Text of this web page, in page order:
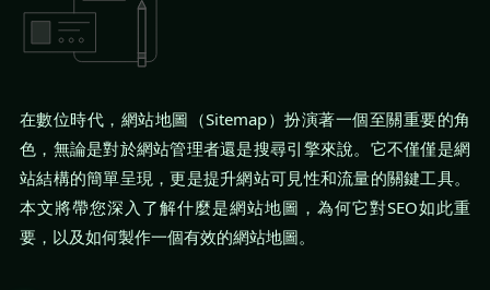
在數位時代，網站地圖（Sitemap）扮演著一個至關重要的角
色，無論是對於網站管理者還是搜尋引擎來說。它不僅僅是網
站結構的簡單呈現，更是提升網站可見性和流量的關鍵工具。
本文將帶您深入了解什麼是網站地圖，為何它對SEO如此重
要，以及如何製作一個有效的網站地圖。